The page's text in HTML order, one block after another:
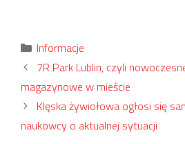
Kategorie
Informacje
7R Park Lublin, czyli
magazynowe w mieście
Klęska żywiołowa ogłosi się
naukowcy o aktualnej sytuacji